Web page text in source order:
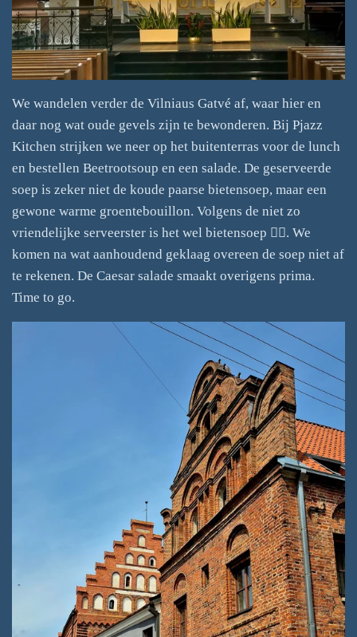
We wandelen verder de Vilniaus Gatvé af, waar hier en
daar nog wat oude gevels zijn te bewonderen. Bij Pjazz
Kitchen strijken we neer op het buitenterras voor de lunch
en bestellen Beetrootsoup en een salade. De geserveerde
soep is zeker niet de koude paarse bietensoep, maar een
gewone warme groentebouillon. Volgens de niet zo
vriendelijke serveerster is het wel bietensoep 😵‍💫. We
komen na wat aanhoudend geklaag overeen de soep niet af
te rekenen. De Caesar salade smaakt overigens prima.
Time to go.